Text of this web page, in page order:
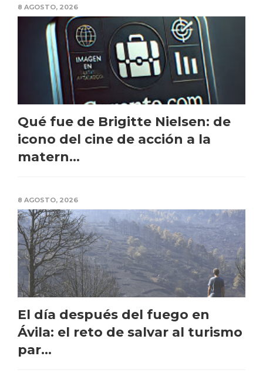
8 AGOSTO, 2026
Qué fue de Brigitte Nielsen: de
icono del cine de acción a la
matern...
8 AGOSTO, 2026
El día después del fuego en
Ávila: el reto de salvar al turismo
par...